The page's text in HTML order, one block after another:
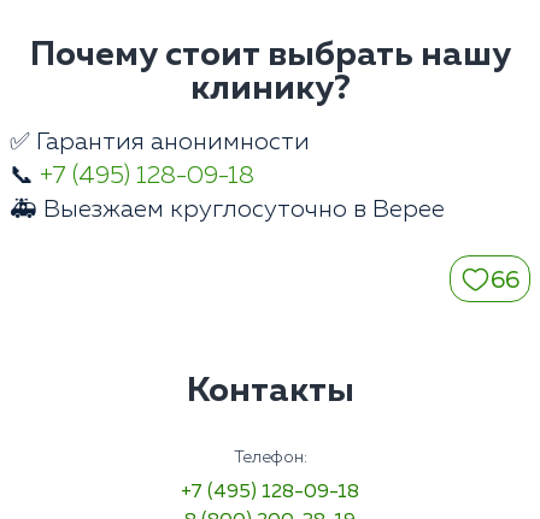
Почему стоит выбрать нашу
клинику?
✅ Гарантия анонимности
📞 +7 (495) 128-09-18
🚑 Выезжаем круглосуточно в Верее
66
Контакты
Телефон:
+7 (495) 128-09-18